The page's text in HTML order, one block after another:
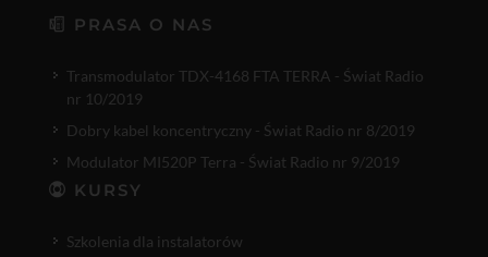
PRASA O NAS
Transmodulator TDX-4168 FTA TERRA - Świat Radio
nr 10/2019
Dobry kabel koncentryczny - Świat Radio nr 8/2019
Modulator MI520P Terra - Świat Radio nr 9/2019
KURSY
Szkolenia dla instalatorów